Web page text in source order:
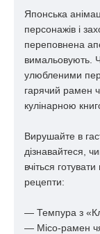
Японська
персонажів і
переповнена
вимальовують.
улюбленими
гарячий рамен
кулінарною
Вирушайте в
дізнавайтеся,
вчіться
рецепти:
— Темпура з
— Місо-рамен